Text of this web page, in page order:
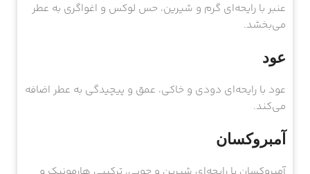
عنبر با رایحه‌ای گرم و شیرین، حس لوکس و اغواگری به عطر
می‌بخشد.
عود
عود با رایحه‌ای دودی و خاکی، عمق و پیچیدگی به عطر اضافه
می‌کند.
آمبروکسان